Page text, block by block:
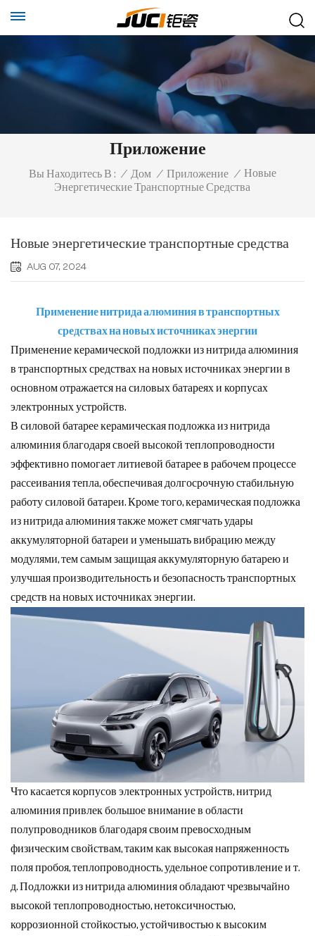
Приложение
Вы Находитесь В : / Дом / Приложение / Новые
Энергетические Транспортные Средства
Новые энергетические транспортные средства
AUG 07, 2024
Применение нитрида алюминия в транспортных
средствах на новых источниках энергии
Применение керамической подложки из нитрида алюминия
в транспортных средствах на новых источниках энергии в
основном отражается на силовых батареях и корпусах
электронных устройств.
В силовой батарее керамическая подложка из нитрида
алюминия благодаря своей высокой теплопроводности
эффективно помогает литиевой батарее в рабочем процессе
рассеивания тепла, обеспечивая долгосрочную стабильную
работу силовой батареи. Кроме того, керамическая подложка
из нитрида алюминия также может смягчать удары
аккумуляторной батареи и уменьшать вибрацию между
модулями, тем самым защищая аккумуляторную батарею и
улучшая производительность и безопасность транспортных
средств на новых источниках энергии.
Что касается корпусов электронных устройств, нитрид
алюминия привлек большое внимание в области
полупроводников благодаря своим превосходным
физическим свойствам, таким как высокая напряженность
поля пробоя, теплопроводность, удельное сопротивление и т.
д. Подложки из нитрида алюминия обладают чрезвычайно
высокой теплопроводностью, нетоксичностью,
коррозионной стойкостью, устойчивостью к высоким